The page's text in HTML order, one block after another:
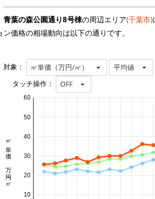
青葉の森公園通り8号棟の周辺エリア(千葉市)
ン価格の相場動向は以下の通りです。
対象： ㎡単価（万円/㎡） 平均値
タッチ操作： OFF
10
20
30
40
50
60
㎡単価 万円/㎡